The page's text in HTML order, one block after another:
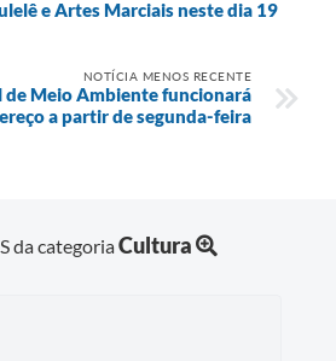
e Artes Marciais neste dia 19
NOTÍCIA MENOS RECENTE
de Meio Ambiente funcionará
a partir de segunda-feira
da categoriaCultura